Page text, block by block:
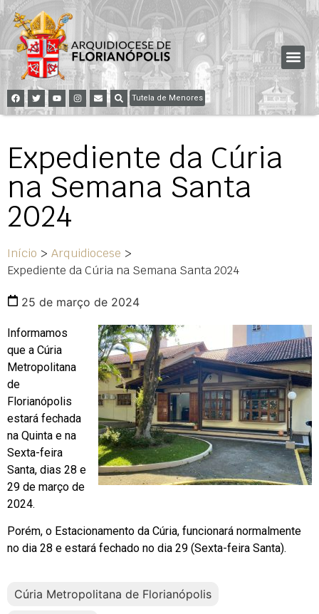
Tutela de Menores
Expediente da Cúria
na Semana Santa
2024
Início > Arquidiocese >
Expediente da Cúria na Semana Santa 2024
25 de março de 2024
Informamos
que a Cúria
Metropolitana
de
Florianópolis
estará fechada
na Quinta e na
Sexta-feira
Santa, dias 28 e
29 de março de
2024.
Porém, o Estacionamento da Cúria, funcionará normalmente
no dia 28 e estará fechado no dia 29 (Sexta-feira Santa).
Cúria Metropolitana de Florianópolis